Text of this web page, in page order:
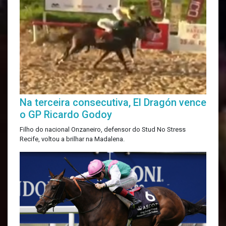
Na terceira consecutiva, El Dragón vence
o GP Ricardo Godoy
Filho do nacional Onzaneiro, defensor do Stud No Stress
Recife, voltou a brilhar na Madalena.